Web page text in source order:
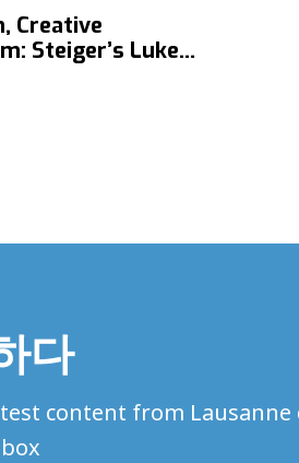
Creative
Steiger’s Luke
다
content from